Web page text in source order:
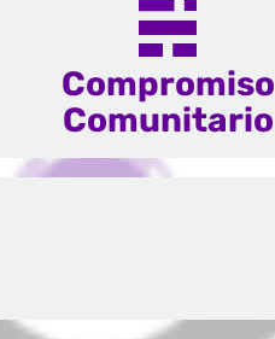
Compromiso
Comunitario